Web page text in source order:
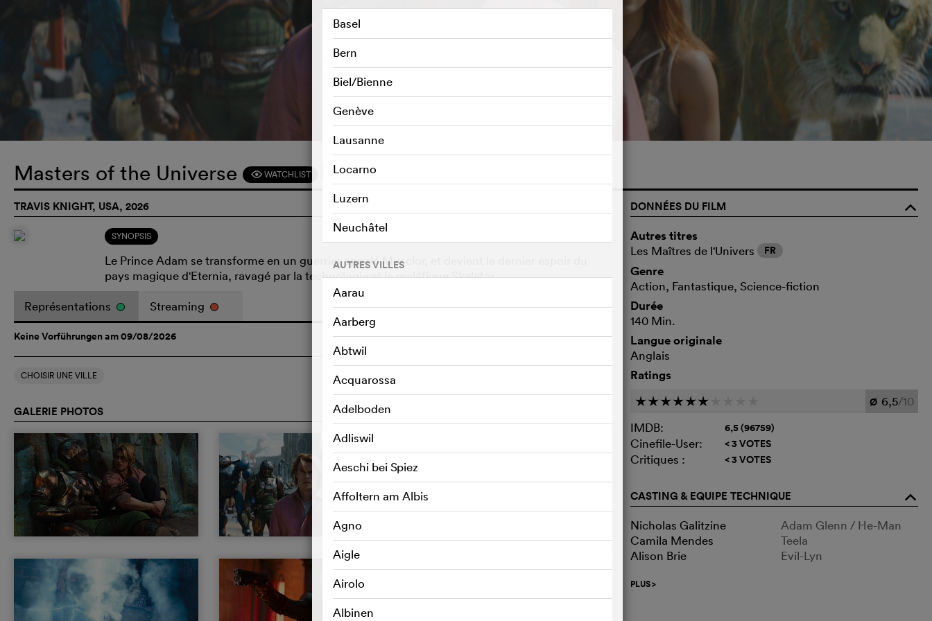
Masters of the Universe F WATCHLIST
TRAVIS KNIGHT, USA, 2026
SYNOPSIS
Le Prince Adam se transforme en un guerrier appelé Musclor, et devient le dernier espoir du
pays magique d'Eternia, ravagé par la technologie et le maléfique Skeletor.
o
Représentations Streaming
Keine Vorführungen am 09/08/2026
CHOISIR UNE VILLE
Basel
Bern
Biel/Bienne
Genève
Lausanne
Locarno
Luzern
Neuchâtel
AUTRES VILLES
Aarau
Aarberg
Abtwil
Acquarossa
Adelboden
Adliswil
Aeschi bei Spiez
Affoltern am Albis
Agno
Aigle
Airolo
Albinen
GALERIE PHOTOS
DONNÉES DU FILM
o
Autres titres
Les Maîtres de l'Univers FR
Genre
Action, Fantastique, Science-fiction
Durée
140 Min.
Langue originale
Anglais
Ratings
c c c c c c Ø 6,5/10
IMDB:
6,5 (96759)
Cinefile-User: < 3 VOTES
Critiques : < 3 VOTES
CASTING & EQUIPE TECHNIQUE o
Nicholas Galitzine
Adam Glenn / He-Man
Camila Mendes
Teela
Alison Brie
Evil-Lyn
PLUS>